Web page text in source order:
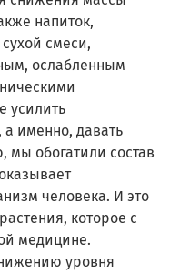
напиток,
смеси,
ослабленным
усилить
а именно, давать
мы обогатили состав
человека. И это
которое с
медицине.
уровня